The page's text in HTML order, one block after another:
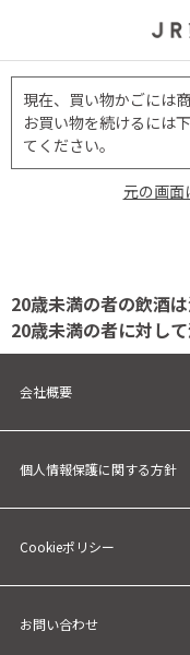
現在、買い物かごには
お買い物を続けるには
てください。
元の画面
20歳未満の者の飲酒
20歳未満の者に対し
会社概要
個人情報保護に関する方針
Cookieポリシー
お問い合わせ